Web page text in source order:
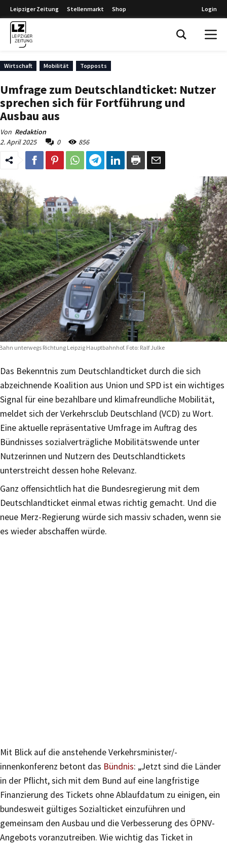
Leipziger Zeitung Stellenmarkt Shop Login
Wirtschaft Mobilität Topposts
Umfrage zum Deutschlandticket: Nutzer
sprechen sich für Fortführung und
Ausbau aus
Von Redaktion
2. April 2025
0 856
unterwegs Richtung Leipzig Hauptbahnhof. Foto: Ralf Julke
Das Bekenntnis zum Deutschlandticket durch die sich
abzeichnende Koalition aus Union und SPD ist ein wichtiges
Signal für eine bezahlbare und klimafreundliche Mobilität,
meldet sich der Verkehrsclub Deutschland (VCD) zu Wort.
Eine aktuelle repräsentative Umfrage im Auftrag des
Bündnisses sozialverträgliche Mobilitätswende unter
Nutzerinnen und Nutzern des Deutschlandtickets
unterstreicht dessen hohe Relevanz.
Ganz offensichtlich hat die Bundesregierung mit dem
Deutschlandticket einmal etwas richtig gemacht. Und die
neue Merz-Regierung würde sich massiv schaden, wenn sie
es wieder abschaffen würde.
Mit Blick auf die anstehende Verkehrsminister/-
innenkonferenz betont das Bündnis: „Jetzt sind die Länder
in der Pflicht, sich mit dem Bund auf eine langfristige
Finanzierung des Tickets ohne Ablaufdatum zu einigen, ein
bundesweit gültiges Sozialticket einzuführen und
gemeinsam den Ausbau und die Verbesserung des ÖPNV-
Angebots voranzutreiben. Wie wichtig das Ticket in